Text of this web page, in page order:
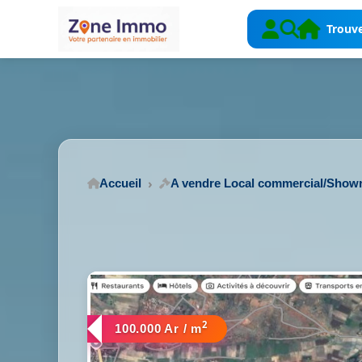
Accueil A vendre Local commercial/
100.000 Ar / m2